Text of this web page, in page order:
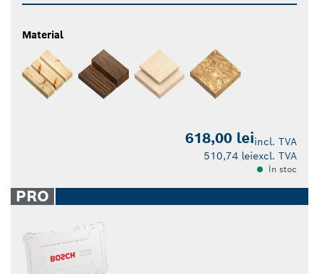
Material
618,00 leiincl. TVA
510,74 leiexcl. TVA
În stoc
PRO